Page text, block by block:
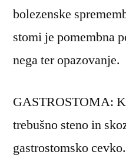
bolezenske
stomi je pomembna
nega ter opazovanje.
GASTROSTOMA:
trebušno steno in
gastrostomsko cevko.